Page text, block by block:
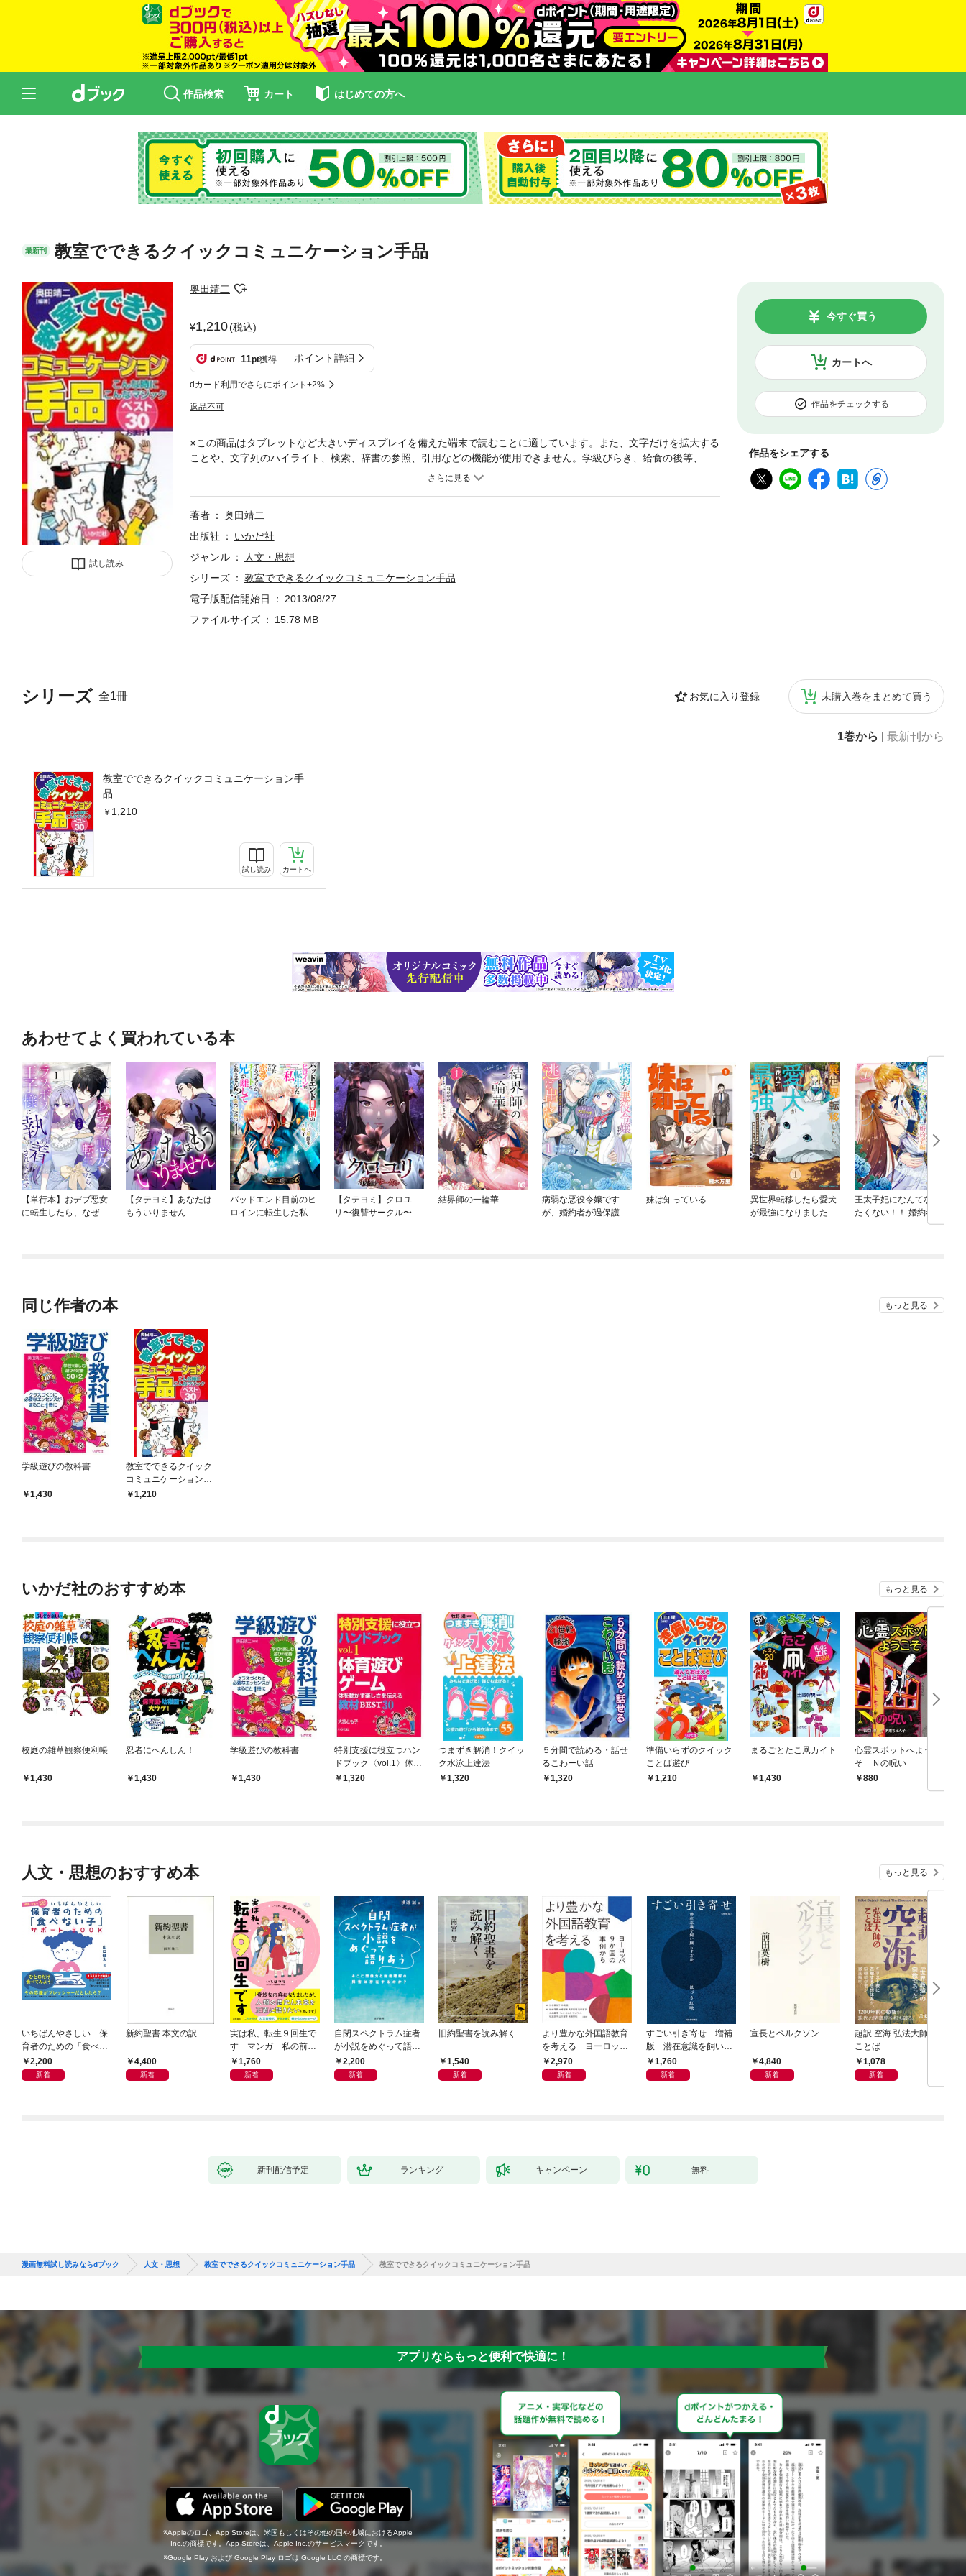
作品検索 カート はじめての方へ
最新刊 教室でできるクイックコミュニケーション手品
試し読み
奥田靖二
1,210(税込)
11pt獲得 ポイント詳細
dカード利用でさらにポイント+2%
返品不可
カートへ
今すぐ買う
作品をチェックする
作品をシェアする
シリーズ 全1冊 お気に入り登録 未購入巻をまとめて買う
1巻から 最新刊から
教室でできるクイックコミュニケーション手
品
1,210
試し読み カートへ
※この商品はタブレットなど大きいディスプレイを備えた端末で読むことに適しています。また、文字だけを拡大する
ことや、文字列のハイライト、検索、辞書の参照、引用などの機能が使用できません。学級びらき、給食の後等、子
著者
奥田靖二
出版社
いかだ社
ジャンル
人文・思想
シリーズ
教室でできるクイックコミュニケーション手品
電子版配信開始日
2013/08/27
ファイルサイズ
15.78 MB
あわせてよく買われている本
【単行本】おデブ悪女
に転生したら、なぜか
【タテヨミ】あなたは
もういりません
バッドエンド目前のヒ
ロインに転生した私、
【タテヨミ】クロユ
リ〜復讐サークル〜
結界師の一輪華
病弱な悪役令嬢です
が、婚約者が過保護す
妹は知っている
異世界転移したら愛犬
が最強になりました ～
王太子妃になんてなり
たくない！！ 婚約者編
同じ作者の本 もっと見る
学級遊びの教科書
1,430
教室でできるクイック
コミュニケーション手
品1,210
いかだ社のおすすめ本 もっと見る
校庭の雑草観察便利帳
1,430
忍者にへんしん！
1,430
学級遊びの教科書
1,430
特別支援に役立つハン
ドブック〈vol.1〉体育
遊びゲーム
1,320
つまずき解消！クイッ
ク水泳上達法
1,320
５分間で読める・話せ
るこわーい話
1,320
準備いらずのクイック
ことば遊び
1,210
まるごとたこ凧カイト
1,430
心霊スポットへようこ
そ Ｎの呪い
880
人文・思想のおすすめ本 もっと見る
いちばんやさしい 保
育者のための「食べな
い子」サポートＢＯＯ
Ｋ 偏食・少食のお悩
2,200
新着
新約聖書 本文の訳
4,400
新着
実は私、転生９回生で
す マンガ 私の前世
物語1,760
新着
自閉スペクトラム症者
が小説をめぐって語り
あう2,200
新着
旧約聖書を読み解く
1,540
新着
より豊かな外国語教育
を考える ヨーロッパ
9か国の事例から
2,970
新着
すごい引き寄せ 増補
版 潜在意識を飼い馴
らす方法
1,760
新着
宣長とベルクソン
4,840
新着
超訳 空海 弘法大師の
ことば
1,078
新着
新刊配信予定 ランキング キャンペーン 無料
漫画無料試し読みならdブック 人文・思想 教室でできるクイックコミュニケーション手品 教室でできるクイックコミュニケーション手品
アプリならもっと便利で快適に！
Appleのロゴ、App Storeは、米国もしくはその他の国や地域におけるApple
Inc.の商標です。App Storeは、Apple Inc.のサービスマークです。
Google Play および Google Play ロゴは Google LLC の商標です。